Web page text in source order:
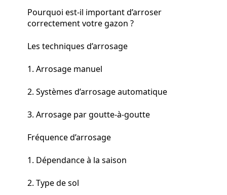
Pourquoi est-il important d’arroser
correctement votre gazon ?
Les techniques d’arrosage
1. Arrosage manuel
2. Systèmes d’arrosage automatique
3. Arrosage par goutte-à-goutte
Fréquence d’arrosage
1. Dépendance à la saison
2. Type de sol